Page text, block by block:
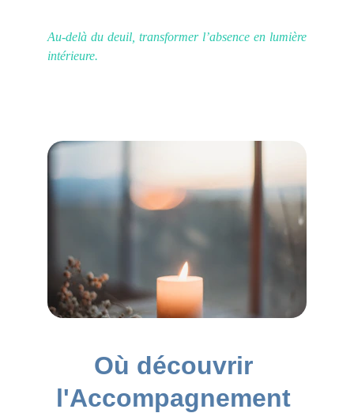
Au-delà du deuil, transformer l’absence en lumière
intérieure.
Où découvrir
l'Accompagnement